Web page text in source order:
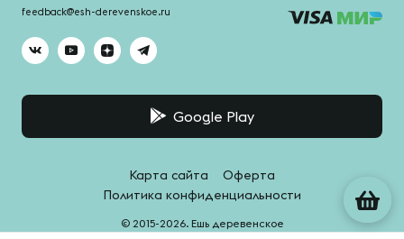
feedback@esh-derevenskoe.ru
Google Play
© 2015-2026. Ешь деревенское
Карта сайта
Оферта
Политика конфиденциальности